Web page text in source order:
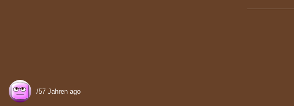
57 Jahren ago